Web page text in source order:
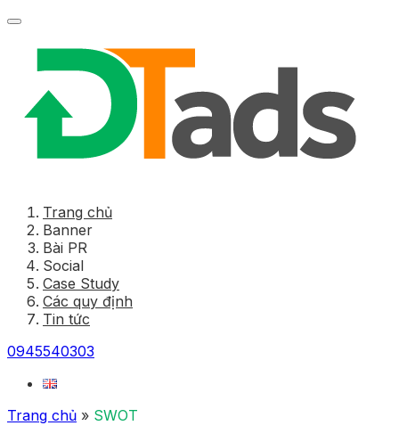
Trang chủ
Banner
Bài PR
Social
Case Study
Các quy định
Tin tức
0945540303
Trang chủ » SWOT